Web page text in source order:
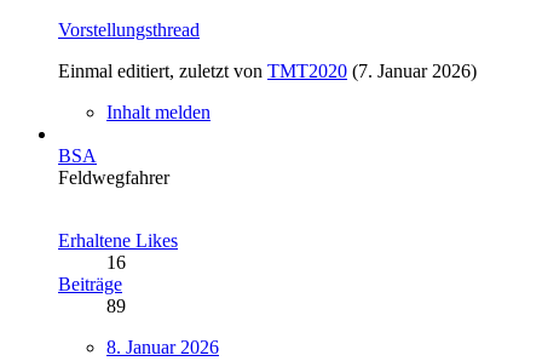
Vorstellungsthread
Einmal editiert, zuletzt von TMT2020 (7. Januar 2026)
Inhalt melden
BSA
Feldwegfahrer
Erhaltene Likes
16
Beiträge
89
8. Januar 2026